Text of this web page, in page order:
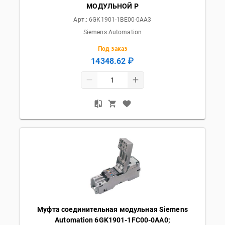
МОДУЛЬНОЙ Р
Арт.:6GK1901-1BE00-0AA3
Siemens Automation
Под заказ
14348.62 ₽
Муфта соединительная модульная Siemens
Automation 6GK1901-1FC00-0AA0;